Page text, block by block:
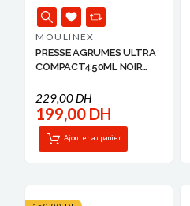
MOULINEX
PRESSE AGRUMES ULTRA
COMPACT450ML NOIR
229,00 DH
199,00 DH
Ajouter au panier